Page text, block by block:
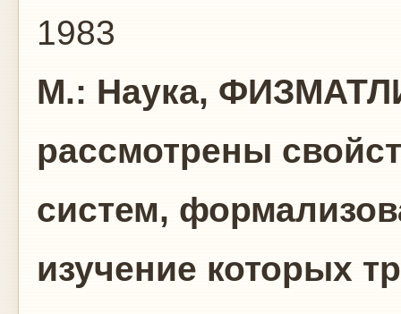
1983
М.: Наука,
рассмотрены
систем,
изучение которых